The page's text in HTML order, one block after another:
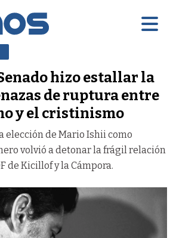
hizo estallar la
de ruptura entre
y el cristinismo
elección de Mario Ishii como
volvió a detonar la frágil relación
de Kicillof y la Cámpora.